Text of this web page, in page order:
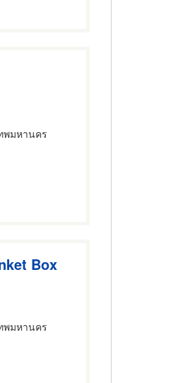
พมหานคร
Box
พมหานคร